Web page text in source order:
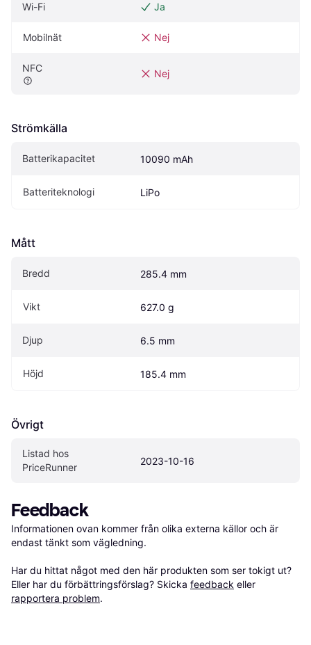
Wi-Fi Ja
Mobilnät Nej
NFC Nej
Strömkälla
Batterikapacitet 10090 mAh
Batteriteknologi LiPo
Mått
Bredd 285.4 mm
Vikt 627.0 g
Djup 6.5 mm
Höjd 185.4 mm
Övrigt
Listad hos
PriceRunner
2023-10-16
Feedback
Informationen ovan kommer från olika externa källor och är
endast tänkt som vägledning.
Har du hittat något med den här produkten som ser tokigt ut?
Eller har du förbättringsförslag? Skicka feedback eller
rapportera problem.